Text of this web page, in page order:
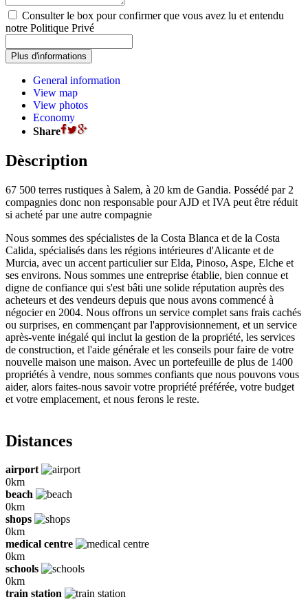
Consulter le box pour confirmer que vous avez lu et entendu
notre Politique Privé
General information
View map
View photos
Economy
Share
Dèscription
67 500 terres rustiques à Salem, à 20 km de Gandia. Possédé par 2
compagnies donc non responsable pour AJD et IVA peut être réduit
si acheté par une autre compagnie
Nous sommes des spécialistes de la Costa Blanca et de la Costa
Calida, spécialisés dans les régions intérieures d'Alicante et de
Murcia, avec un accent particulier sur Elda, Pinoso, Aspe, Elche et
ses environs. Nous sommes une entreprise établie, bien connue et
digne de confiance qui s'est bâti une solide réputation auprès des
acheteurs et des vendeurs depuis que nous avons commencé à
négocier en 2004. Nous offrons un service complet sans frais cachés
ou surprises, en commençant par l'approvisionnement, et un service
après-vente inégalé qui inclut la gestion de la propriété, les services
de construction, et l'aide générale et les conseils pour faire de votre
nouvelle maison une maison. Avec un portefeuille de plus de 1400
propriétés à vendre, nous sommes confiants que nous pouvons vous
aider, alors faites-nous savoir votre propriété préférée, votre budget
et votre emplacement, et nous ferons le reste.
Distances
airport
0km
beach
0km
shops
0km
medical centre
0km
schools
0km
train station